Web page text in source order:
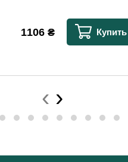
1106 ₴ Купить
‹ ›